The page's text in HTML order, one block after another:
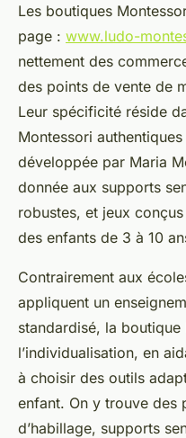
Les boutiques
page : www.ludo-
nettement des
des points de vente de
Leur spécificité réside
Montessori
développée par Maria
donnée aux supports
robustes, et jeux
des enfants de 3 à 10
Contrairement aux
appliquent un
standardisé, la
l’individualisation, en
à choisir des outils
enfant. On y trouve des
d’habillage, supports